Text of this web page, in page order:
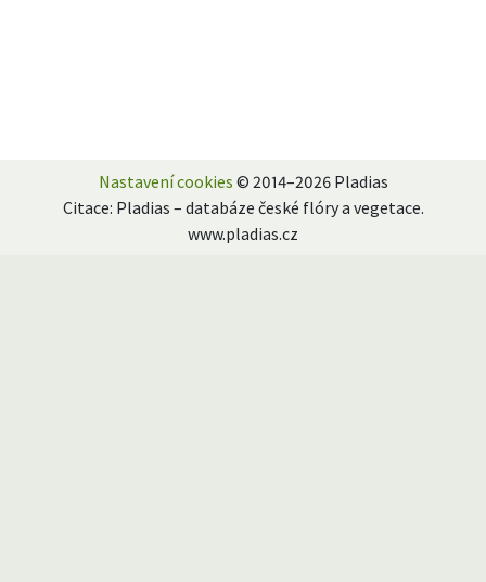
Nastavení cookies © 2014–2026 Pladias
Citace: Pladias – databáze české flóry a vegetace.
www.pladias.cz